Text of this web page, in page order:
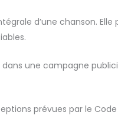
d’une chanson.
une campagne
prévues par le